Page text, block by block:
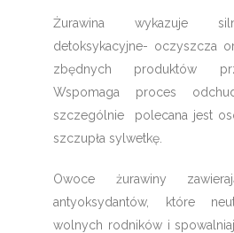
Żurawina wykazuje
detoksykacyjne- oczyszcza
zbędnych produktów
Wspomaga proces
szczególnie polecana jest
szczupła sylwetkę.
Owoce żurawiny
antyoksydantów, które
wolnych rodników i